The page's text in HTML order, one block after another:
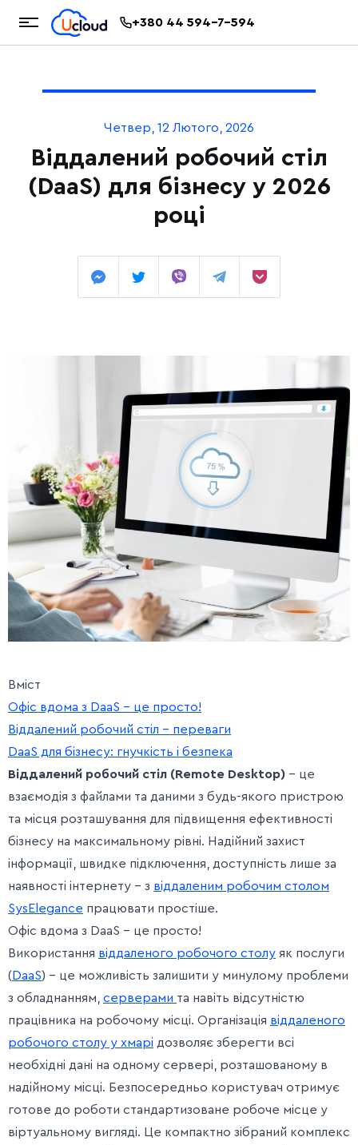
+380 44 594-7-594
Четвер, 12 Лютого, 2026
Віддалений робочий стіл
(DaaS) для бізнесу у 2026
році
Вміст
Офіс вдома з DaaS – це просто!
Віддалений робочий стіл – переваги
DaaS для бізнесу: гнучкість і безпека
Віддалений робочий стіл (Remote Desktop) – це
взаємодія з файлами та даними з будь-якого пристрою
та місця розташування для підвищення ефективності
бізнесу на максимальному рівні. Надійний захист
інформації, швидке підключення, доступність лише за
наявності інтернету – з віддаленим робочим столом
SysElegance працювати простіше.
Офіс вдома з DaaS – це просто!
Використання віддаленого робочого столу як послуги
(DaaS) – це можливість залишити у минулому проблеми
з обладнанням, серверами та навіть відсутністю
працівника на робочому місці. Організація віддаленого
робочого столу у хмарі дозволяє зберегти всі
необхідні дані на одному сервері, розташованому в
надійному місці. Безпосередньо користувач отримує
готове до роботи стандартизоване робоче місце у
віртуальному вигляді. Це компактно зібраний комплекс